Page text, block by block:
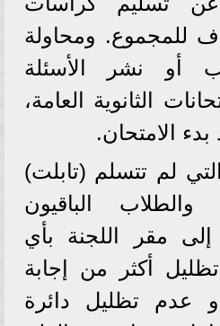
للمجموع. ومحاولة
أو نشر الأسئلة
الثانوية العامة،
الامتحان.
لم تتسلم (تابلت)
الباقيون
إلى مقر اللجنة بأي
أكثر من إجابة
عدم تظليل دائرة